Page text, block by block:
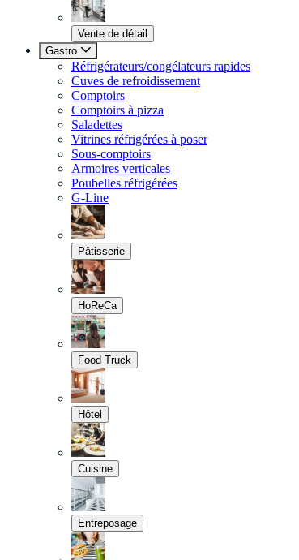
Vente de détail
Gastro
Réfrigérateurs/congélateurs rapides
Cuves de refroidissement
Comptoirs
Comptoirs à pizza
Saladettes
Vitrines réfrigérées à poser
Sous-comptoirs
Armoires verticales
Poubelles réfrigérées
G-Line
Pâtisserie
HoReCa
Food Truck
Hôtel
Cuisine
Entreposage